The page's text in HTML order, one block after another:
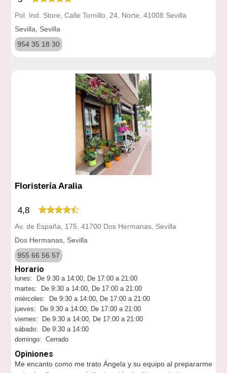
Pol. Ind. Store, Calle Tornillo, 24, Norte, 41008 Sevilla
Sevilla, Sevilla
954 35 18 30
Floristería Aralia
4,8
Av. de España, 175, 41700 Dos Hermanas, Sevilla
Dos Hermanas, Sevilla
955 66 56 57
Horario
lunes: De 9:30 a 14:00, De 17:00 a 21:00
martes: De 9:30 a 14:00, De 17:00 a 21:00
miércoles: De 9:30 a 14:00, De 17:00 a 21:00
jueves: De 9:30 a 14:00, De 17:00 a 21:00
viernes: De 9:30 a 14:00, De 17:00 a 21:00
sábado: De 9:30 a 14:00
domingo: Cerrado
Opiniones
Me encanto como me trato Ángela y su equipo al prepararme